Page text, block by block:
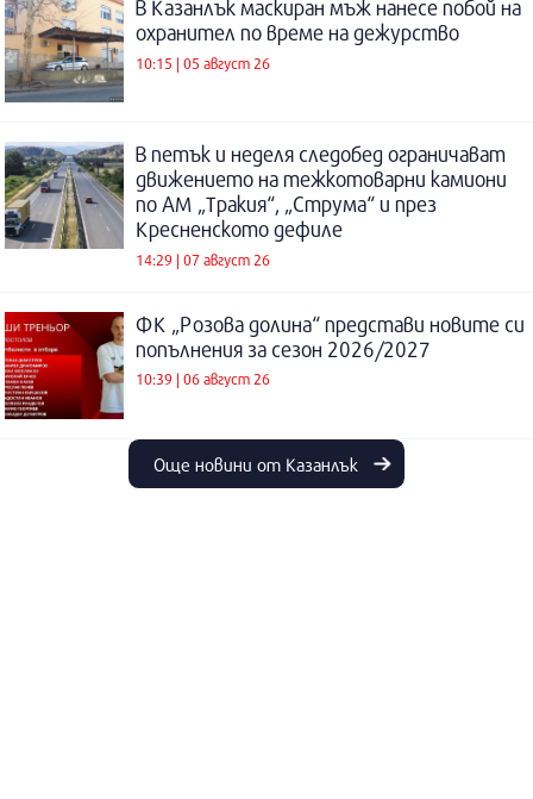
В Казанлък маскиран мъж нанесе побой на
охранител по време на дежурство
10:15 | 05 август 26
В петък и неделя следобед ограничават
движението на тежкотоварни камиони
по АМ „Тракия“, „Струма“ и през
Кресненското дефиле
14:29 | 07 август 26
ФК „Розова долина“ представи новите си
попълнения за сезон 2026/2027
10:39 | 06 август 26
Още новини от Казанлък